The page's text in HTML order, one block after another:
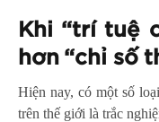
Khi “trí tuệ
hơn “chỉ số
Hiện nay, có một số
trên thế giới là trắc